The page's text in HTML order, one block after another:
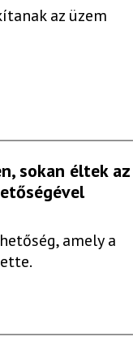
az üzem
sokan éltek az
amely a